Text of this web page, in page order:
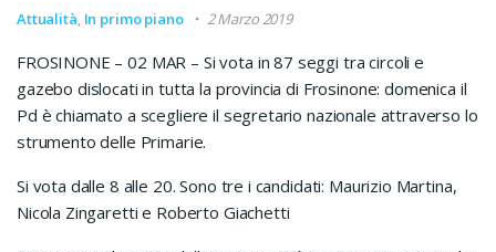
Attualità, In primo piano 2 Marzo 2019
FROSINONE – 02 MAR – Si vota in 87 seggi tra circoli e
gazebo dislocati in tutta la provincia di Frosinone: domenica il
Pd è chiamato a scegliere il segretario nazionale attraverso lo
strumento delle Primarie.
Si vota dalle 8 alle 20. Sono tre i candidati: Maurizio Martina,
Nicola Zingaretti e Roberto Giachetti